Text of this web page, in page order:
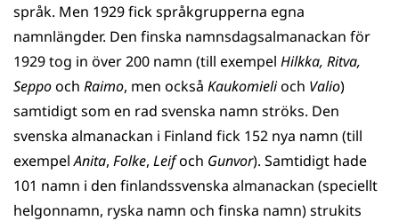
språk. Men 1929 fick språkgrupperna egna
namnlängder. Den finska namnsdagsalmanackan för
1929 tog in över 200 namn (till exempel Hilkka, Ritva,
Seppooch Raimo, men också Kaukomielioch Valio)
samtidigt som en rad svenska namn ströks. Den
svenska almanackan i Finland fick 152 nya namn (till
exempelAnita, Folke, Leifoch Gunvor). Samtidigt hade
101 namn i den finlandssvenska almanackan (speciellt
helgonnamn, ryska namn och finska namn) strukits